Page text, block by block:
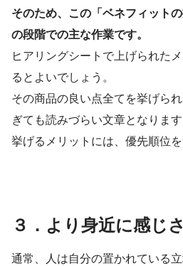
そのため、この「ベネフィット
の段階での主な作業です。
ヒアリングシートで上げられた
るとよいでしょう。
その商品の良い点全てを挙げら
ぎても読みづらい文章となります
挙げるメリットには、優先順位
３．より身近に感じ
通常、人は自分の置かれている